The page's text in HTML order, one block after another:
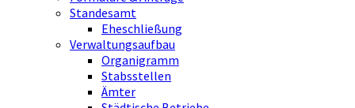
Standesamt
Eheschließung
Verwaltungsaufbau
Organigramm
Stabsstellen
Ämter